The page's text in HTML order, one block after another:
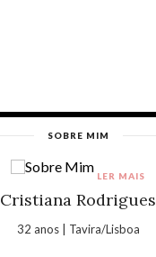
SOBRE MIM
Cristiana Rodrigues
32 anos | Tavira/Lisboa
LER MAIS